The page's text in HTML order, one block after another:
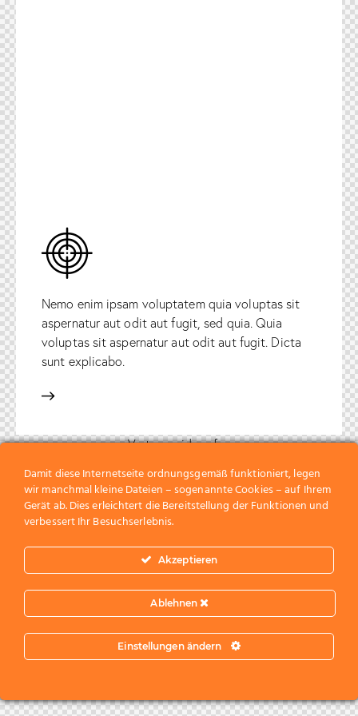
Nemo enim ipsam voluptatem quia voluptas sit
aspernatur aut odit aut fugit, sed quia. Quia
voluptas sit aspernatur aut odit aut fugit. Dicta
sunt explicabo.
Vertrag widerrufen
Damit diese Internetseite ordnungsgemäß funktioniert, legen
wir manchmal kleine Dateien – sogenannte Cookies – auf Ihrem
Gerät ab. Dies erleichtert die Bereitstellung der Funktionen und
verbessert Ihr Besuchserlebnis.
Akzeptieren
Ablehnen
Einstellungen ändern